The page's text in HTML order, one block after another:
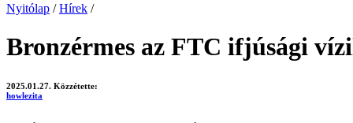
Nyitólap / Hírek /
Bronzérmes az FTC ifjúsági
2025.01.27. Közzétette:
howlezita